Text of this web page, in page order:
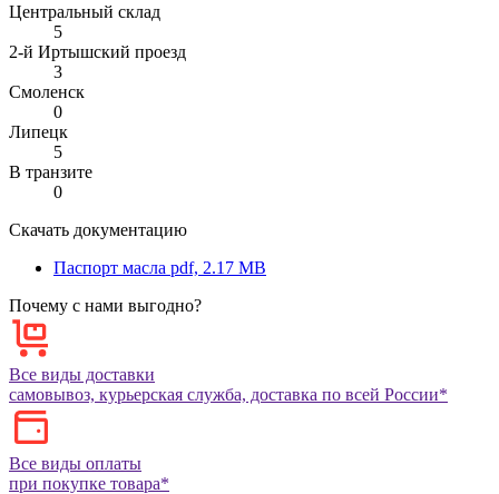
Центральный склад
5
2-й Иртышский проезд
3
Смоленск
0
Липецк
5
В транзите
0
Скачать документацию
Паспорт масла pdf, 2.17 MB
Почему с нами выгодно?
Все виды доставки
самовывоз, курьерская служба, доставка по всей России*
Все виды оплаты
при покупке товара*